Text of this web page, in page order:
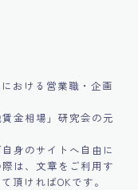
おける営業職・企画
金相場」研究会の元
身のサイトへ自由に
は、文章をご利用す
頂ければOKです。